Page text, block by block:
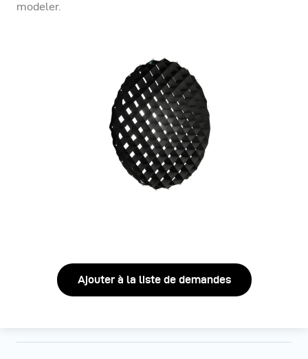
modeler.
Ajouter à la liste de demandes